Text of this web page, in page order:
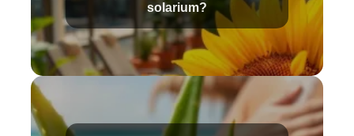
solarium?